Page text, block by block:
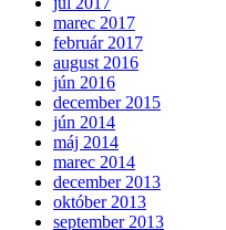
marec 2017
február 2017
august 2016
jún 2016
december 2015
jún 2014
máj 2014
marec 2014
december 2013
október 2013
september 2013